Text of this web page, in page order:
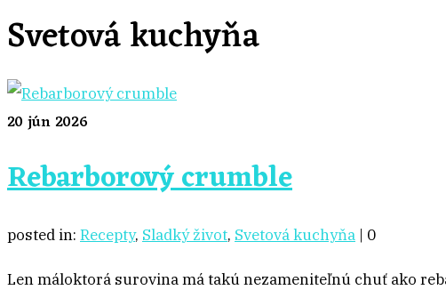
Svetová kuchyňa
20 jún 2026
Rebarborový crumble
posted in: Recepty, Sladký život, Svetová kuchyňa | 0
Len máloktorá surovina má takú nezameniteľnú chuť ako